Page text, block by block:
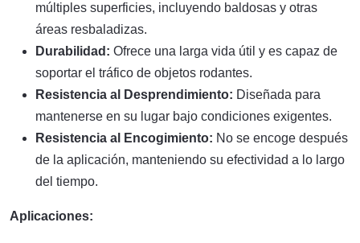
múltiples superficies, incluyendo baldosas y otras
áreas resbaladizas.
Durabilidad: Ofrece una larga vida útil y es capaz de
soportar el tráfico de objetos rodantes.
Resistencia al Desprendimiento: Diseñada para
mantenerse en su lugar bajo condiciones exigentes.
Resistencia al Encogimiento: No se encoge después
de la aplicación, manteniendo su efectividad a lo largo
del tiempo.
Aplicaciones: